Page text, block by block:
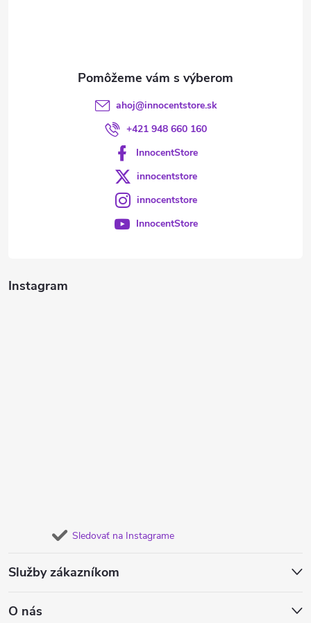
Instagram
Sledovať na Instagrame
Služby zákazníkom
O nás
ahoj@innocentstore.sk
+421 948 660 160
InnocentStore
innocentstore
innocentstore
InnocentStore